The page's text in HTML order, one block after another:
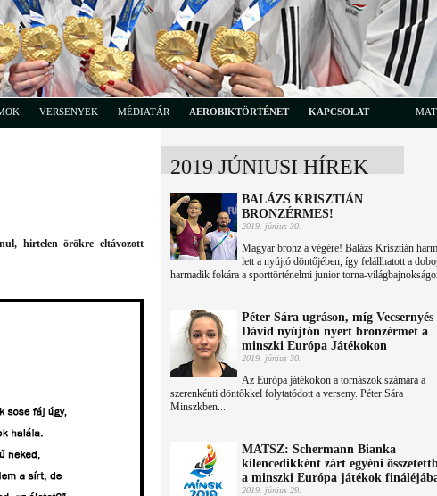
VERSENYEK MÉDIATÁR AEROBIKTÖRTÉNET KAPCSOLAT
hirtelen örökre eltávozott
2019 JÚNIUSI HÍREK
BALÁZS KRISZTIÁN
BRONZÉRMES!
2019. június 30.
Magyar bronz a végére! Balázs Krisztián
lett a nyújtó döntőjében, így felállhatott a
harmadik fokára a sporttörténelmi junior torna-
Péter Sára ugráson, míg Vecsernyés
Dávid nyújtón nyert bronzérmet a
minszki Európa Játékokon
2019. június 30.
Az Európa játékokon a tornászok számára a
szerenkénti döntőkkel folytatódott a verseny. Péter Sára
Minszkben...
MATSZ: Schermann Bianka
kilencedikként zárt egyéni
a minszki Európa játékok
2019. június 29.